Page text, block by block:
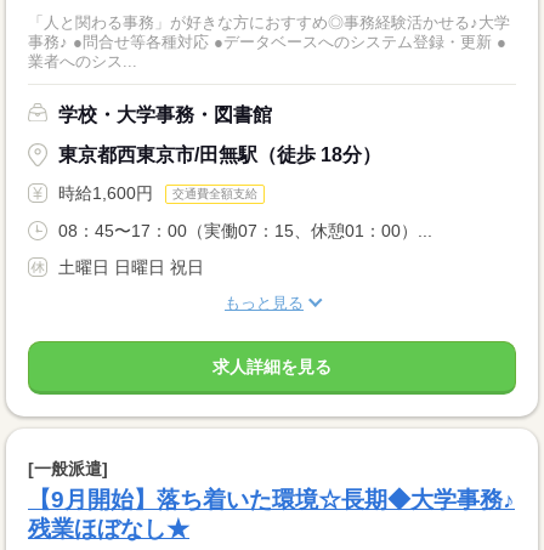
「人と関わる事務」が好きな方におすすめ◎事務経験活かせる♪大学
事務♪ ●問合せ等各種対応 ●データベースへのシステム登録・更新 ●
業者へのシス...
学校・大学事務・図書館
東京都西東京市/田無駅（徒歩 18分）
時給1,600円 交通費全額支給
08：45〜17：00（実働07：15、休憩01：00）...
土曜日 日曜日 祝日
もっと見る
求人詳細を見る
[一般派遣]
【9月開始】落ち着いた環境☆長期◆大学事務♪
残業ほぼなし★